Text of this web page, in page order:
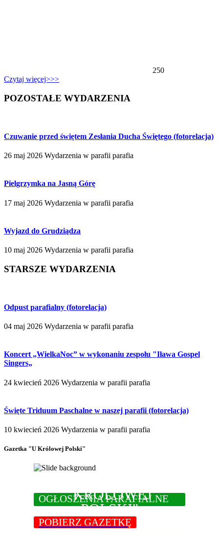
250
Czytaj więcej>>>
POZOSTAŁE WYDARZENIA
Czuwanie przed świętem Zesłania Ducha Świętego (fotorelacja)
26 maj 2026 Wydarzenia w parafii parafia
Pielgrzymka na Jasną Górę
17 maj 2026 Wydarzenia w parafii parafia
Wyjazd do Grudziądza
10 maj 2026 Wydarzenia w parafii parafia
STARSZE WYDARZENIA
Odpust parafialny (fotorelacja)
04 maj 2026 Wydarzenia w parafii parafia
Koncert „WielkaNoc” w wykonaniu zespołu "Iława Gospel
Singers„
24 kwiecień 2026 Wydarzenia w parafii parafia
Święte Triduum Paschalne w naszej parafii (fotorelacja)
10 kwiecień 2026 Wydarzenia w parafii parafia
Gazetka "U Królowej Polski"
"KRÓLOWEJ
POLSKI"
OGŁOSZENIA PARAFIALNE
POBIERZ GAZETKĘ